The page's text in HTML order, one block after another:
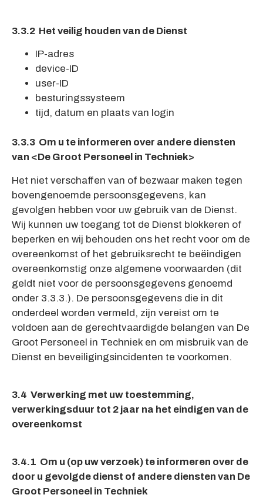
3.3.2 Het veilig houden van de Dienst
IP-adres
device-ID
user-ID
besturingssysteem
tijd, datum en plaats van login
3.3.3 Om u te informeren over andere diensten
van <De Groot Personeel in Techniek>
Het niet verschaffen van of bezwaar maken tegen
bovengenoemde persoonsgegevens, kan
gevolgen hebben voor uw gebruik van de Dienst.
Wij kunnen uw toegang tot de Dienst blokkeren of
beperken en wij behouden ons het recht voor om de
overeenkomst of het gebruiksrecht te beëindigen
overeenkomstig onze algemene voorwaarden (dit
geldt niet voor de persoonsgegevens genoemd
onder 3.3.3.). De persoonsgegevens die in dit
onderdeel worden vermeld, zijn vereist om te
voldoen aan de gerechtvaardigde belangen van De
Groot Personeel in Techniek en om misbruik van de
Dienst en beveiligingsincidenten te voorkomen.
3.4 Verwerking met uw toestemming,
verwerkingsduur tot 2 jaar na het eindigen van de
overeenkomst
3.4.1 Om u (op uw verzoek) te informeren over de
door u gevolgde dienst of andere diensten van De
Groot Personeel in Techniek